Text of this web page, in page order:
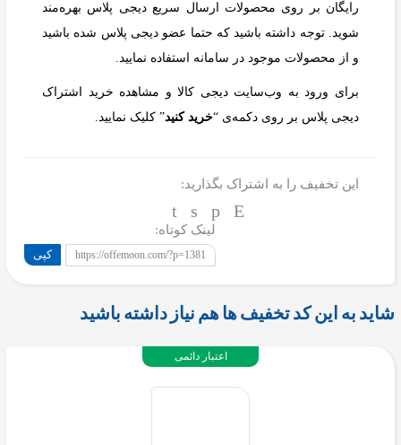
رایگان بر روی محصولات ارسال سریع دیجی پلاس بهره‌مند
شوید. توجه داشته باشید که حتما عضو دیجی پلاس شده باشید
و از محصولات موجود در سامانه استفاده نمایید.
برای ورود به وب‌سایت دیجی کالا و مشاهده خرید اشتراک
دیجی پلاس بر روی دکمه‌ی “خرید کنید” کلیک نمایید.
این تخفیف را به اشتراک بگذارید:
لینک کوتاه:
https://offemoon.com/?p=1381 کپی
شاید به این کد تخفیف ها هم نیاز داشته باشید
اعتبار دائمی